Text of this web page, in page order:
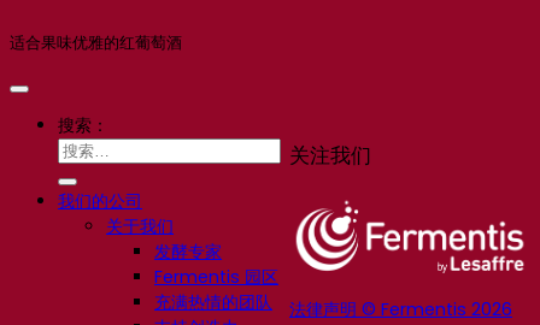
适合果味优雅的红葡萄酒
关注我们
法律声明 © Fermentis 2026
搜索：
我们的公司
关于我们
发酵专家
Fermentis 园区
充满热情的团队